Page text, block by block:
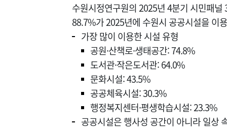
수원시정연구원의 2025년 4분기 시민패
88.7%가 2025년에 수원시 공공시설을 이
가장 많이 이용한 시설 유형
공원·산책로·생태공간: 74.8%
도서관·작은도서관: 64.0%
문화시설: 43.5%
공공체육시설: 30.3%
행정복지센터·평생학습시설: 23.3%
공공시설은 행사성 공간이 아니라 일상